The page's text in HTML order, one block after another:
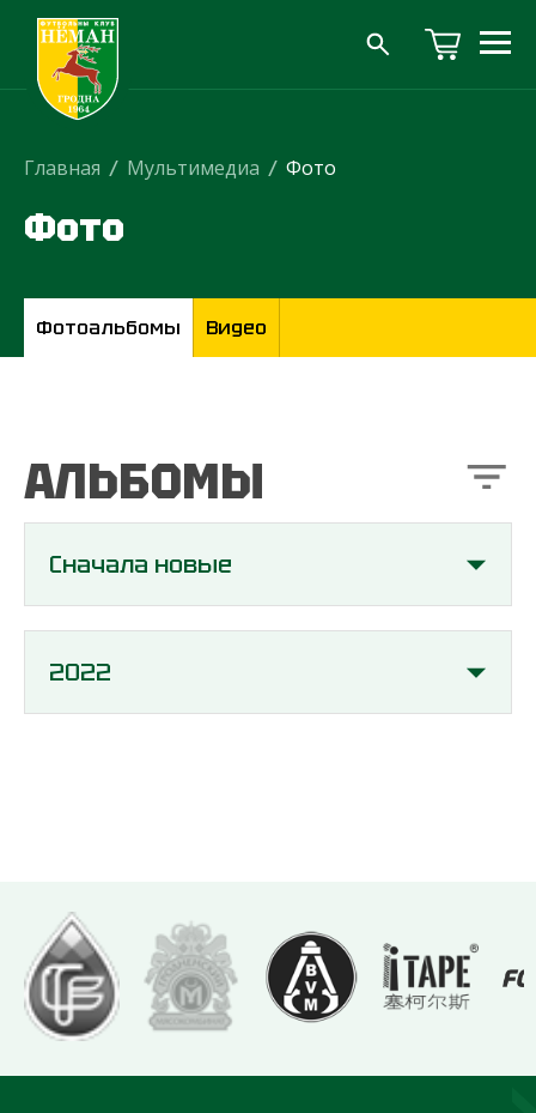
Главная / Мультимедиа / Фото
Фото
Фотоальбомы Видео
АЛЬБОМЫ
Сначала новые
2022